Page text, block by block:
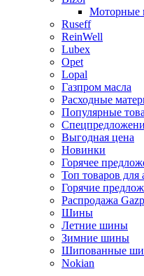
Моторные
Ruseff
ReinWell
Lubex
Opet
Lopal
Газпром масла
Расходные
Популярные
Выгодная цена
Новинки
Горячее
Топ товаров для
Горячие
Распродажа
Шины
Летние шины
Зимние шины
Шипованные
Nokian